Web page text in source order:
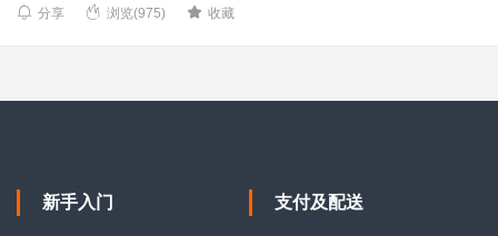
分享 浏览(975) 收藏
新手入门 支付及配送